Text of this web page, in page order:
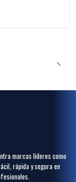
marcas líderes como
rápida y segura en